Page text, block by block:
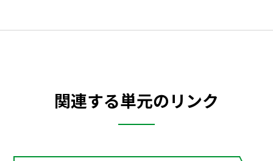
関連する単元のリンク